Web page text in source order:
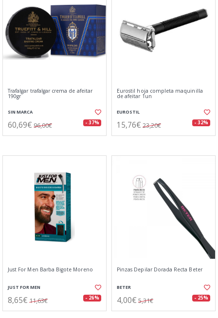
Trafalgar trafalgar crema de afeitar
190gr
SIN MARCA
60,69€ 96,00€ - 37%
Eurostil hoja completa maquinilla
de afeitar 1un
EUROSTIL
15,76€ 23,20€ - 32%
Just For Men Barba Bigote Moreno
JUST FOR MEN
8,65€ 11,63€ - 26%
Pinzas Depilar Dorada Recta Beter
BETER
4,00€ 5,31€ - 25%